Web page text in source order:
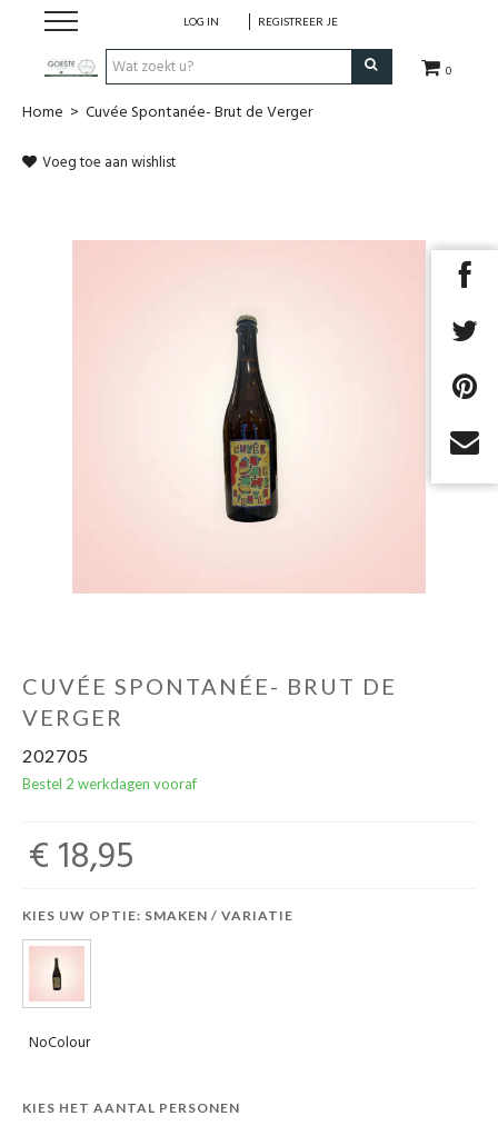
0
LOG IN REGISTREER JE
HOME
Huisgemaakt ijs
Home > Cuvée Spontanée- Brut de Verger
Voeg toe aan wishlist
CUVÉE SPONTANÉE- BRUT DE
VERGER
202705
Bestel 2 werkdagen vooraf
€ 18,95
KIES UW OPTIE: SMAKEN / VARIATIE
NoColour
KIES HET AANTAL PERSONEN